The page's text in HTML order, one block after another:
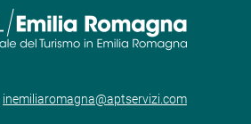
inemiliaromagna@aptservizi.com